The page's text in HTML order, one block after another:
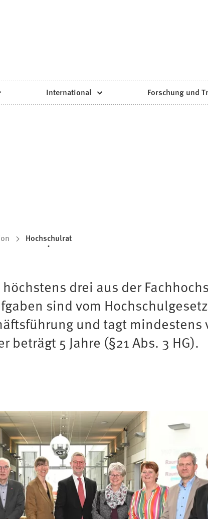
International Forschung und
Hochschulrat
drei aus der
sind vom
und tagt mindestens
5 Jahre (§21 Abs. 3 HG).